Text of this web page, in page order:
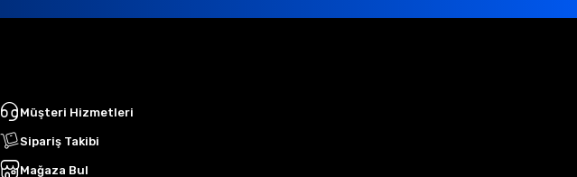
Müşteri Hizmetleri
Sipariş Takibi
Mağaza Bul